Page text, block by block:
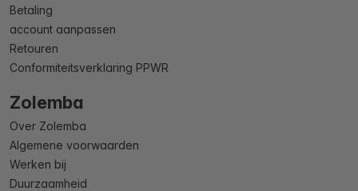
Betaling
account aanpassen
Retouren
Conformiteitsverklaring PPWR
Zolemba
Over Zolemba
Algemene voorwaarden
Werken bij
Duurzaamheid